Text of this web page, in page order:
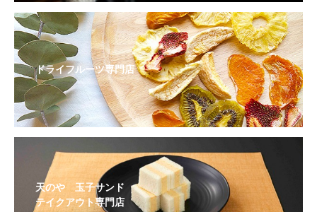
ドライフルーツ専門店
天のや 玉子サンド
テイクアウト専門店